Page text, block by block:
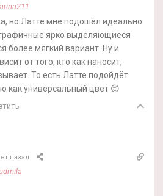
но Латте мне подошёл идеально.
ярко выделяющиеся
более мягкий вариант. Ну и
от того, кто как наносит,
То есть Латте подойдёт
как универсальный цвет 😊
назад